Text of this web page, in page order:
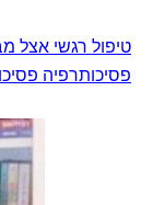
טיפול רגשי אצל
פסיכותרפיה